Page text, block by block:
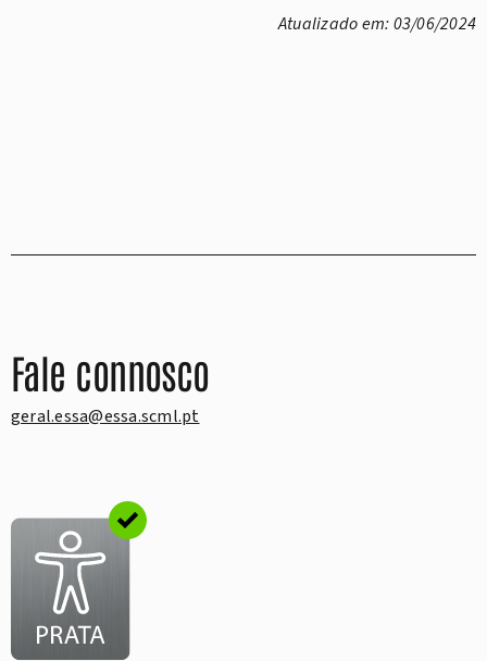
Atualizado em: 03/06/2024
Fale connosco
geral.essa@essa.scml.pt